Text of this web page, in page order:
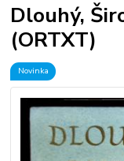
Dlouhý,
(ORTXT)
Novinka